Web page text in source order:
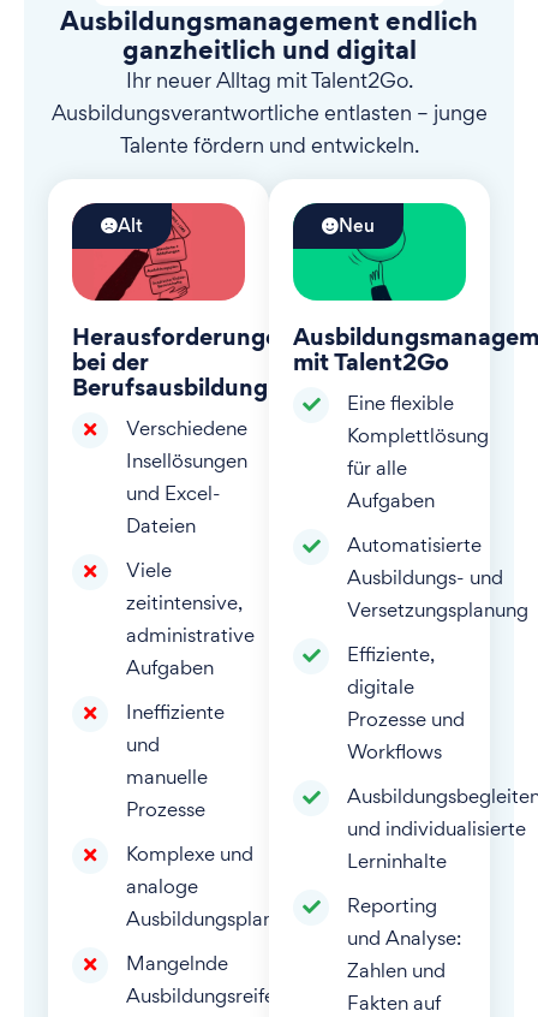
Ausbildungsmanagement endlich
ganzheitlich und digital
Ihr neuer Alltag mit Talent2Go.
Ausbildungsverantwortliche entlasten – junge
Talente fördern und entwickeln.
Alt
Herausforderungen
bei der
Berufsausbildung
Verschiedene
Insellösungen
und Excel-
Dateien
Viele
zeitintensive,
administrative
Aufgaben
Ineffiziente
und
manuelle
Prozesse
Komplexe und
analoge
Ausbildungsplanung
Mangelnde
Ausbildungsreife
Neu
mit Talent2Go
Eine flexible
Komplettlösung
für alle
Aufgaben
Automatisierte
Ausbildungs- und
Versetzungsplanung
Effiziente,
digitale
Prozesse und
Workflows
und individualisierte
Lerninhalte
Reporting
und Analyse:
Zahlen und
Fakten auf